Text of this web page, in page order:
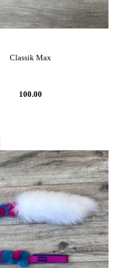
Classik Max
100.00